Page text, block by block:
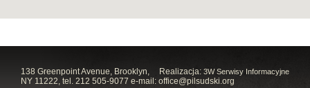
Realizacja: 3W Serwisy Informacyjne
138 Greenpoint Avenue, Brooklyn,
NY 11222, tel. 212 505-9077 e-mail: office@pilsudski.org